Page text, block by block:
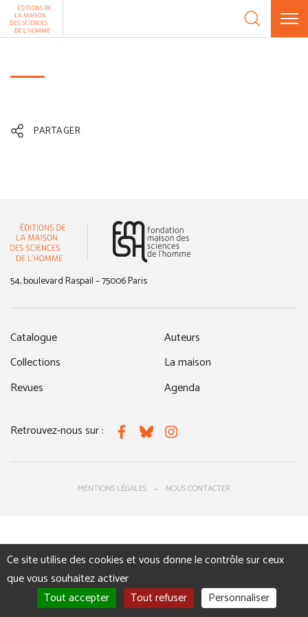
Aller au contenu
PARTAGER
54, boulevard Raspail – 75006 Paris
Catalogue
Collections
Revues
Auteurs
La maison
Agenda
Retrouvez-nous sur : FacebookBlueskyInstagram
MENTIONS LÉGALES NOUS CONTACTER
Panneau de gestion des cookies
Ce site utilise des cookies et vous donne le contrôle sur ceux
que vous souhaitez activer
Tout accepter
Tout refuser Personnaliser